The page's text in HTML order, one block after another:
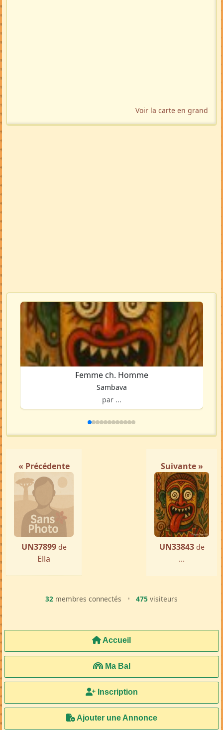
Voir la carte en grand
Femme ch. Homme
Sambava
par ...
« Précédente
UN37899 de
Ella
Suivante »
UN33843 de
...
32 membres connectés • 475 visiteurs
Accueil
Ma Bal
Inscription
Ajouter une Annonce